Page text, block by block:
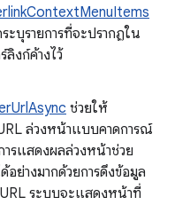
บุรายการที่จะปรากฏใน
ลิงก์ค้างไว้
ช่วยให้
ล่วงหน้าแบบคาดการณ์
ารแสดงผลล่วงหน้าช่วย
ย่างมากด้วยการดึงข้อมูล
ระบบจะแสดงหน้าที่